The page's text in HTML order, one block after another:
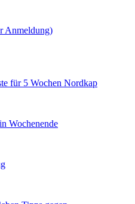
Anmeldung)
für 5 Wochen Nordkap
Wochenende